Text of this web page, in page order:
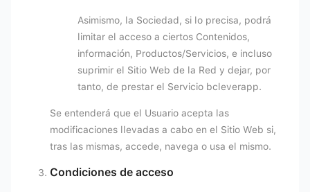
Asimismo, la Sociedad, si lo precisa, podrá
limitar el acceso a ciertos Contenidos,
información, Productos/Servicios, e incluso
suprimir el Sitio Web de la Red y dejar, por
tanto, de prestar el Servicio bcleverapp.
Se entenderá que el Usuario acepta las
modificaciones llevadas a cabo en el Sitio Web si,
tras las mismas, accede, navega o usa el mismo.
Condiciones de acceso